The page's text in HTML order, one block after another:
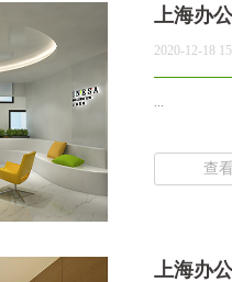
上海办
2020-12-18
...
查
上海办